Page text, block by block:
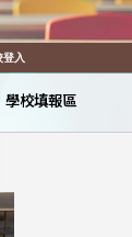
登入
學校填報區